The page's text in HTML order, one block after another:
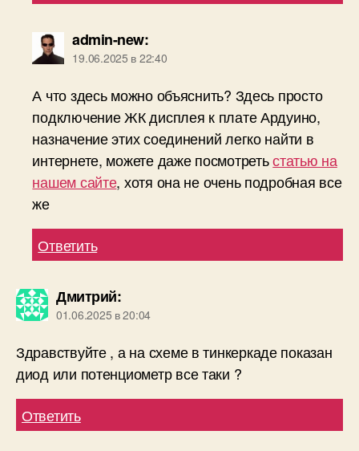
admin-new:
19.06.2025 в 22:40
А что здесь можно объяснить? Здесь просто
подключение ЖК дисплея к плате Ардуино,
назначение этих соединений легко найти в
интернете, можете даже посмотретьстатью на
нашем сайте, хотя она не очень подробная все
же
Ответить
Дмитрий:
01.06.2025 в 20:04
Здравствуйте , а на схеме в тинкеркаде показан
диод или потенциометр все таки ?
Ответить